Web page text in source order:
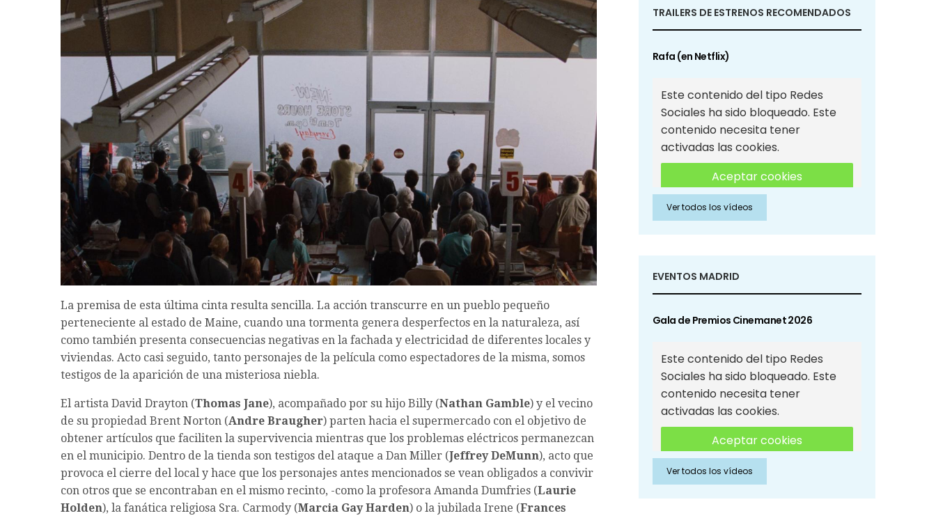
La premisa de esta última cinta resulta sencilla. La acción transcurre en un pueblo pequeño
perteneciente al estado de Maine, cuando una tormenta genera desperfectos en la naturaleza, así
como también presenta consecuencias negativas en la fachada y electricidad de diferentes locales y
viviendas. Acto casi seguido, tanto personajes de la película como espectadores de la misma, somos
testigos de la aparición de una misteriosa niebla.
El artista David Drayton (Thomas Jane), acompañado por su hijo Billy (Nathan Gamble) y el vecino
de su propiedad Brent Norton (Andre Braugher) parten hacia el supermercado con el objetivo de
obtener artículos que faciliten la supervivencia mientras que los problemas eléctricos permanezcan
en el municipio. Dentro de la tienda son testigos del ataque a Dan Miller (Jeffrey DeMunn), acto que
provoca el cierre del local y hace que los personajes antes mencionados se vean obligados a convivir
con otros que se encontraban en el mismo recinto, -como la profesora Amanda Dumfries (Laurie
Holden), la fanática religiosa Sra. Carmody (Marcia Gay Harden) o la jubilada Irene (Frances
TRAILERS DE ESTRENOS RECOMENDADOS
Rafa (en Netflix)
Este contenido del tipo Redes
Sociales ha sido bloqueado. Este
contenido necesita tener
activadas las cookies.
Aceptar cookies
Aceptar cookies de Redes
Sociales
Ver todos los vídeos
EVENTOS MADRID
Gala de Premios Cinemanet 2026
Este contenido del tipo Redes
Sociales ha sido bloqueado. Este
contenido necesita tener
activadas las cookies.
Aceptar cookies
Aceptar cookies de Redes
Sociales
Ver todos los vídeos